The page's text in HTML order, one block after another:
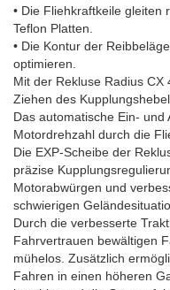
• Die Fliehkraftkeile gleiten
Teflon Platten.
• Die Kontur der
optimieren.
Mit der Rekluse Radius
Ziehen des
Das automatische Ein-
Motordrehzahl durch die
Die EXP-Scheibe der
präzise
Motorabwürgen und
schwierigen
Durch die verbesserte
Fahrvertrauen bewältigen
mühelos. Zusätzlich
Fahren in einen höheren